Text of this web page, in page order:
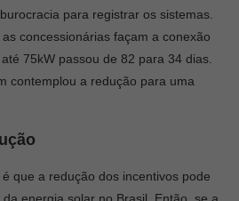
para registrar os sistemas.
concessionárias façam a conexão
75kW passou de 82 para 34 dias.
contemplou a redução para uma
que a redução dos incentivos pode